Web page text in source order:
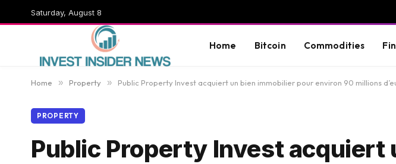
Saturday, August 8
Home Bitcoin Commodities
Home » Property » Public Property Invest acquiert un bien immobilier pour environ 90 millions
PROPERTY
Public Property Invest acquiert